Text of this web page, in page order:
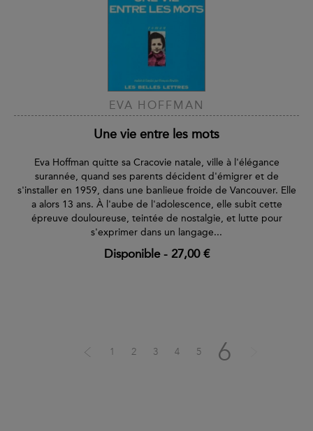
EVA HOFFMAN
Une vie entre les mots
Eva Hoffman quitte sa Cracovie natale, ville à l'élégance
surannée, quand ses parents décident d'émigrer et de
s'installer en 1959, dans une banlieue froide de Vancouver. Elle
a alors 13 ans. À l'aube de l'adolescence, elle subit cette
épreuve douloureuse, teintée de nostalgie, et lutte pour
s'exprimer dans un langage...
Disponible- 27,00 €
1 2 3 4 5 6